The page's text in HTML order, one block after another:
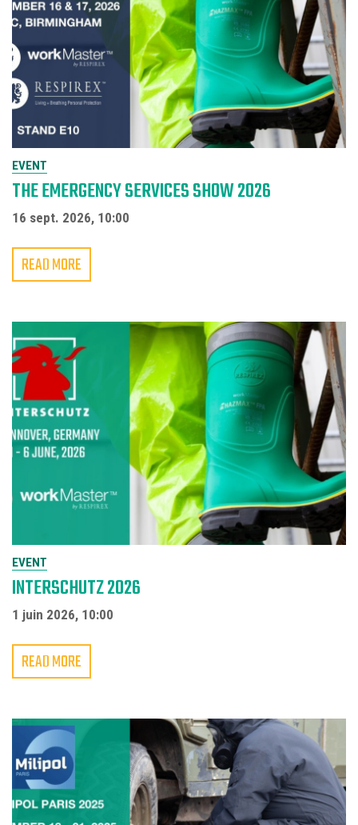
EVENT
THE EMERGENCY SERVICES SHOW 2026
16 sept. 2026, 10:00
READ MORE
EVENT
INTERSCHUTZ 2026
1 juin 2026, 10:00
READ MORE